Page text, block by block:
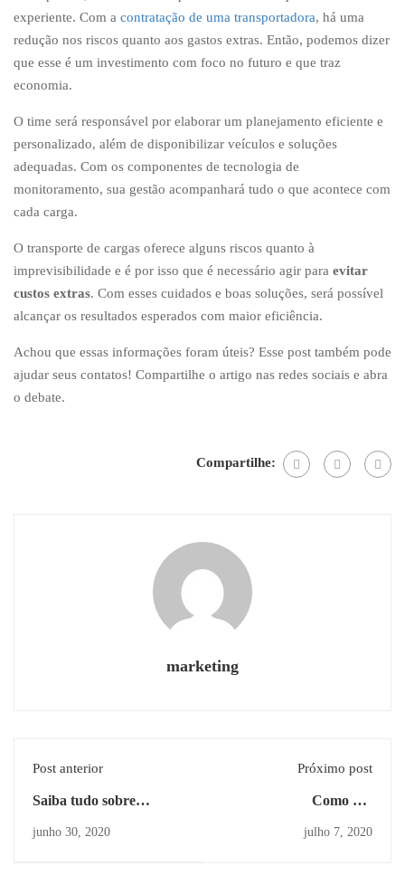
experiente. Com a contratação de uma transportadora, há uma
redução nos riscos quanto aos gastos extras. Então, podemos dizer
que esse é um investimento com foco no futuro e que traz
economia.
O time será responsável por elaborar um planejamento eficiente e
personalizado, além de disponibilizar veículos e soluções
adequadas. Com os componentes de tecnologia de
monitoramento, sua gestão acompanhará tudo o que acontece com
cada carga.
O transporte de cargas oferece alguns riscos quanto à
imprevisibilidade e é por isso que é necessário agir para evitar
custos extras. Com esses cuidados e boas soluções, será possível
alcançar os resultados esperados com maior eficiência.
Achou que essas informações foram úteis? Esse post também pode
ajudar seus contatos! Compartilhe o artigo nas redes sociais e abra
o debate.
Compartilhe:
marketing
Post anterior
Saiba tudo sobre
junho 30, 2020
Próximo post
Como um
julho 7, 2020